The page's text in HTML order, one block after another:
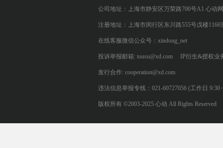
公司地址：上海市静安区万荣路700号A1 心动
注册地址：上海市闵行区东川路555号戊楼1166
在线客服微信公众号：xindong_net
投诉举报邮箱: tousu@xd.com IP衍生&授权业
发行合作: cooperation@xd.com
违法信息举报专线：021-60727056 (工作日 9:30
版权所有 ©2003-2025 心动 All Rights Reserved